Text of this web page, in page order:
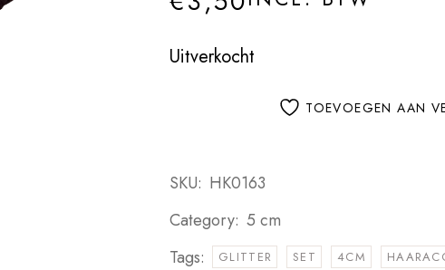
Uitverkocht
TOEVOEGEN AAN
SKU: HK0163
Category: 5 cm
Tags:
GLITTER SET 4CM